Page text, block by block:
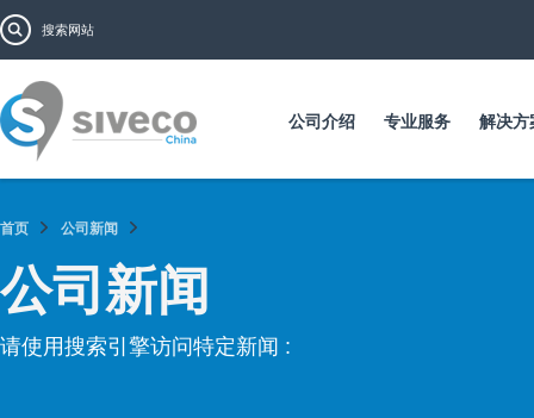
到
要
内
搜索表单
公司介绍 专业服务 解决方
首页 公司新闻
公司新闻
请使用搜索引擎访问特定新闻 :